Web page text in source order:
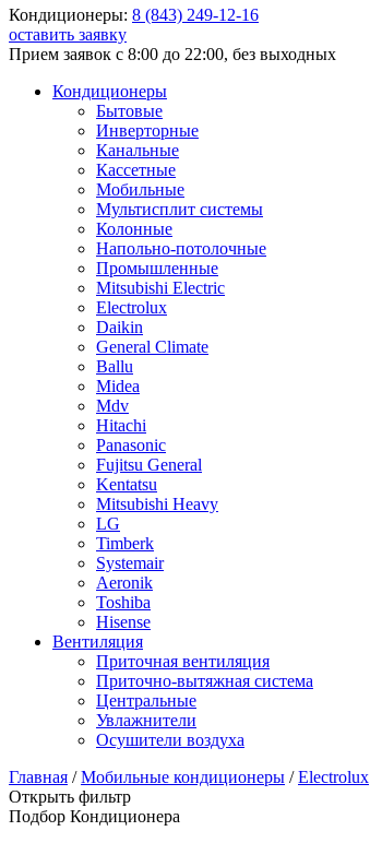
Кондиционеры: 8 (843) 249-12-16
оставить заявку
Прием заявок с 8:00 до 22:00, без выходных
Кондиционеры
Бытовые
Инверторные
Канальные
Кассетные
Мобильные
Мультисплит системы
Колонные
Напольно-потолочные
Промышленные
Mitsubishi Electric
Electrolux
Daikin
General Climate
Ballu
Midea
Mdv
Hitachi
Panasonic
Fujitsu General
Kentatsu
Mitsubishi Heavy
LG
Timberk
Systemair
Aeronik
Toshiba
Hisense
Вентиляция
Приточная вентиляция
Приточно-вытяжная система
Центральные
Увлажнители
Осушители воздуха
Главная /Мобильные кондиционеры /Electrolux
Открыть фильтр
Подбор Кондиционера